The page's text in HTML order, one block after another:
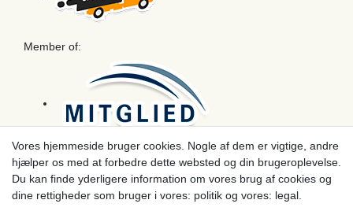
Member of:
Betaling
Vores hjemmeside bruger cookies. Nogle af dem er vigtige, andre
hjælper os med at forbedre dette websted og din brugeroplevelse.
Du kan finde yderligere information om vores brug af cookies og
dine rettigheder som bruger i vores: politik og vores: legal.